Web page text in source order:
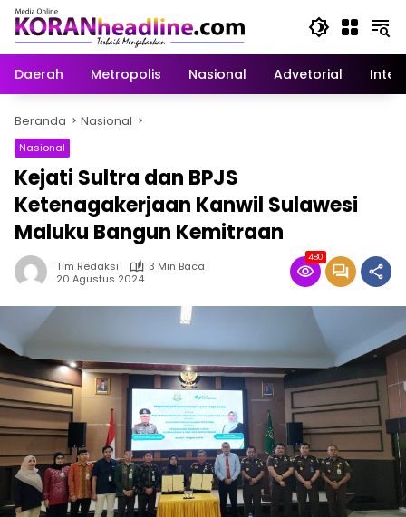
Langsung
konten
Daerah
Metropolis Nasional Advetorial
Beranda Nasional
Nasional
Kejati Sultra dan BPJS
Ketenagakerjaan Kanwil Sulawesi
Maluku Bangun Kemitraan
Tim Redaksi
3 Min Baca
20 Agustus 2024
480